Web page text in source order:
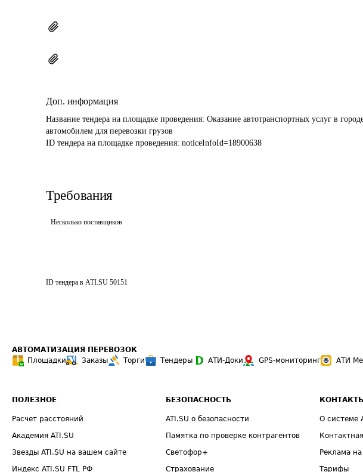
Доп. информация
Название тендера на площадке проведения: Оказание автотранспортных услуг в
автомобилем для перевозки грузов
ID тендера на площадке проведения: noticeInfoId=18900638
Требования
Несколько поставщиков
ID тендера в ATI.SU 50151
АВТОМАТИЗАЦИЯ ПЕРЕВОЗОК
Площадки
Заказы Торги Тендеры АТИ-Доки GPS-мониторинг АТИ
ПОЛЕЗНОЕ
Расчет расстояний
Академия ATI.SU
Звезды ATI.SU на вашем сайте
Индекс ATI.SU FTL РФ
БЕЗОПАСНОСТЬ
ATI.SU о безопасности
Памятка по проверке контрагентов
Светофор+
Страхование
О системе
Реклама
Тарифы